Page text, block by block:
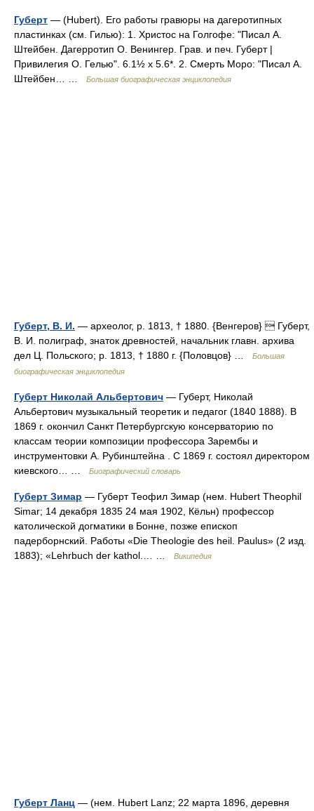
Губерт — (Hubert). Его работы гравюры на дагеротипных
пластинках (см. Гилью): 1. Христос на Голгофе: "Писал А.
Штейбен. Дагерротип О. Венингер. Грав. и печ. Губерт |
Привилегия О. Гелью". 6.1½ х 5.6*. 2. Смерть Моро: "Писал А.
Штейбен… …
Большая биографическая энциклопедия
Губерт, В. И. — археолог, р. 1813, † 1880. {Венгеров}  Губерт,
В. И. полиграф, знаток древностей, начальник главн. архива
дел Ц. Польского; р. 1813, † 1880 г. {Половцов} …
Большая
биографическая энциклопедия
Губерт Николай Альбертович — Губерт, Николай
Альбертович музыкальный теоретик и педагог (1840 1888). В
1869 г. окончил Санкт Петербургскую консерваторию по
классам теории композиции профессора Зарембы и
инструментовки А. Рубинштейна . С 1869 г. состоял директором
киевского… …
Биографический словарь
Губерт Зимар — Губерт Теофил Зимар (нем. Hubert Theophil
Simar; 14 декабря 1835 24 мая 1902, Кёльн) профессор
католической догматики в Бонне, позже епископ
падерборнский. Работы «Die Theologie des heil. Paulus» (2 изд.
1883); «Lehrbuch der kathol.… …
Википедия
Губерт Ланц — (нем. Hubert Lanz; 22 марта 1896, деревня